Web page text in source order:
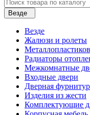
Везде
Везде
Жалюзи и ролеты
Радиаторы
Межкомнатные
Входные двери
Дверная
Изделия из жести
Комплектующие